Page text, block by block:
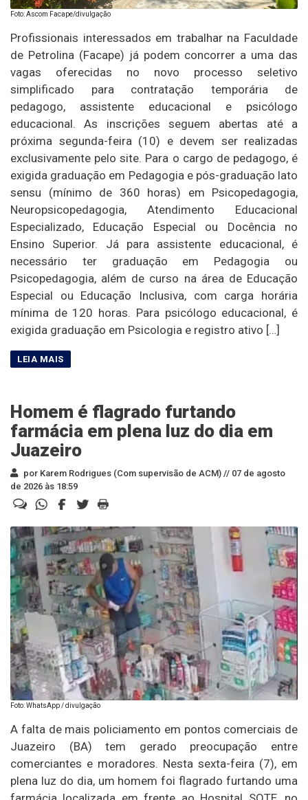
Foto: Ascom Facape/divulgação
Profissionais interessados em trabalhar na Faculdade
de Petrolina (Facape) já podem concorrer a uma das
vagas oferecidas no novo processo seletivo
simplificado para contratação temporária de
pedagogo, assistente educacional e psicólogo
educacional. As inscrições seguem abertas até a
próxima segunda-feira (10) e devem ser realizadas
exclusivamente pelo site. Para o cargo de pedagogo, é
exigida graduação em Pedagogia e pós-graduação lato
sensu (mínimo de 360 horas) em Psicopedagogia,
Neuropsicopedagogia, Atendimento Educacional
Especializado, Educação Especial ou Docência no
Ensino Superior. Já para assistente educacional, é
necessário ter graduação em Pedagogia ou
Psicopedagogia, além de curso na área de Educação
Especial ou Educação Inclusiva, com carga horária
mínima de 120 horas. Para psicólogo educacional, é
exigida graduação em Psicologia e registro ativo […]
Homem é flagrado furtando
farmácia em plena luz do dia em
Juazeiro
por Karem Rodrigues (Com supervisão de ACM) // 07 de agosto
de 2026 às 18:59
Foto: WhatsApp / divulgação
A falta de mais policiamento em pontos comerciais de
Juazeiro (BA) tem gerado preocupação entre
comerciantes e moradores. Nesta sexta-feira (7), em
plena luz do dia, um homem foi flagrado furtando uma